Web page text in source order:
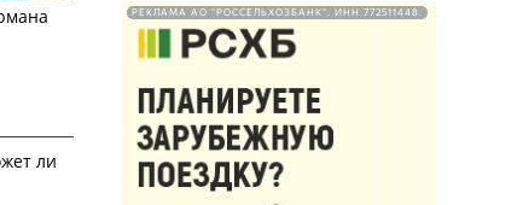
ли
РЕКЛАМА АО "РОССЕЛЬХОЗБАНК". ИНН 772511448.